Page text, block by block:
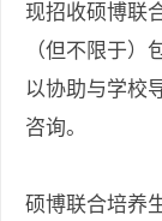
现招收硕博联
（但不限于）
以协助与学校
咨询。
硕博联合培养